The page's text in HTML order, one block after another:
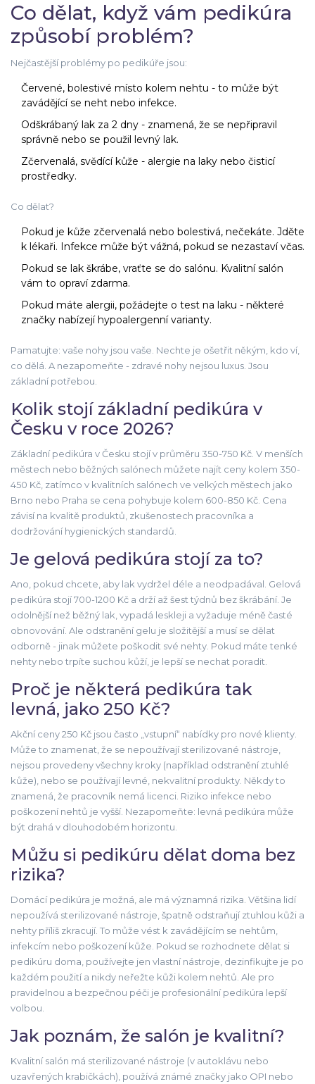
Co dělat, když vám pedikúra
způsobí problém?
Nejčastější problémy po pedikúře jsou:
Červené, bolestivé místo kolem nehtu - to může být
zavádějící se neht nebo infekce.
Odškrábaný lak za 2 dny - znamená, že se nepřipravil
správně nebo se použil levný lak.
Zčervenalá, svědící kůže - alergie na laky nebo čisticí
prostředky.
Co dělat?
Pokud je kůže zčervenalá nebo bolestivá, nečekáte. Jděte
k lékaři. Infekce může být vážná, pokud se nezastaví včas.
Pokud se lak škrábe, vraťte se do salónu. Kvalitní salón
vám to opraví zdarma.
Pokud máte alergii, požádejte o test na laku - některé
značky nabízejí hypoalergenní varianty.
Pamatujte: vaše nohy jsou vaše. Nechte je ošetřit někým, kdo ví,
co dělá. A nezapomeňte - zdravé nohy nejsou luxus. Jsou
základní potřebou.
Kolik stojí základní pedikúra v
Česku v roce 2026?
Základní pedikúra v Česku stojí v průměru 350-750 Kč. V menších
městech nebo běžných salónech můžete najít ceny kolem 350-
450 Kč, zatímco v kvalitních salónech ve velkých městech jako
Brno nebo Praha se cena pohybuje kolem 600-850 Kč. Cena
závisí na kvalitě produktů, zkušenostech pracovníka a
dodržování hygienických standardů.
Je gelová pedikúra stojí za to?
Ano, pokud chcete, aby lak vydržel déle a neodpadával. Gelová
pedikúra stojí 700-1200 Kč a drží až šest týdnů bez škrábání. Je
odolnější než běžný lak, vypadá leskleji a vyžaduje méně časté
obnovování. Ale odstranění gelu je složitější a musí se dělat
odborně - jinak můžete poškodit své nehty. Pokud máte tenké
nehty nebo trpíte suchou kůží, je lepší se nechat poradit.
Proč je některá pedikúra tak
levná, jako 250 Kč?
Akční ceny 250 Kč jsou často „vstupní“ nabídky pro nové klienty.
Může to znamenat, že se nepoužívají sterilizované nástroje,
nejsou provedeny všechny kroky (například odstranění ztuhlé
kůže), nebo se používají levné, nekvalitní produkty. Někdy to
znamená, že pracovník nemá licenci. Riziko infekce nebo
poškození nehtů je vyšší. Nezapomeňte: levná pedikúra může
být drahá v dlouhodobém horizontu.
Můžu si pedikúru dělat doma bez
rizika?
Domácí pedikúra je možná, ale má významná rizika. Většina lidí
nepoužívá sterilizované nástroje, špatně odstraňují ztuhlou kůži a
nehty příliš zkracují. To může vést k zavádějícím se nehtům,
infekcím nebo poškození kůže. Pokud se rozhodnete dělat si
pedikúru doma, používejte jen vlastní nástroje, dezinfikujte je po
každém použití a nikdy neřežte kůži kolem nehtů. Ale pro
pravidelnou a bezpečnou péči je profesionální pedikúra lepší
volbou.
Jak poznám, že salón je kvalitní?
Kvalitní salón má sterilizované nástroje (v autoklávu nebo
uzavřených krabičkách), používá známé značky jako OPI nebo